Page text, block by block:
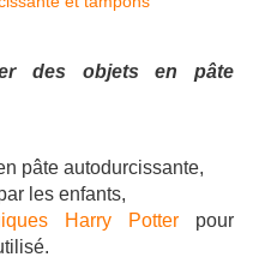
des objets en pâte
pâte autodurcissante,
les enfants,
Harry Potter pour